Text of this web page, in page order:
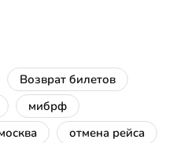
Возврат билетов
мибрф
отмена рейса